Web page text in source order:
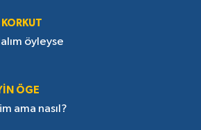
KORKUT
öyleyse
ÖGE
ama nasıl?